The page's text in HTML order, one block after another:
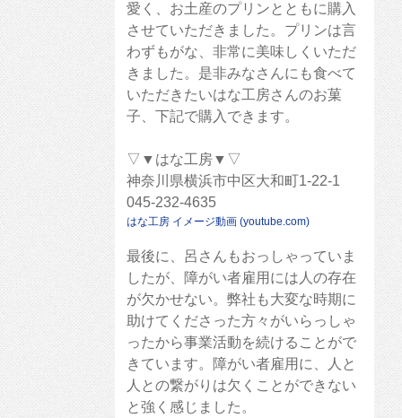
愛く、お土産のプリンとともに購入
させていただきました。プリンは言
わずもがな、非常に美味しくいただ
きました。是非みなさんにも食べて
いただきたいはな工房さんのお菓
子、下記で購入できます。
▽▼はな工房▼▽
神奈川県横浜市中区大和町1-22-1
045-232-4635
はな工房 イメージ動画 (youtube.com)
最後に、呂さんもおっしゃっていま
したが、障がい者雇用には人の存在
が欠かせない。弊社も大変な時期に
助けてくださった方々がいらっしゃ
ったから事業活動を続けることがで
きています。障がい者雇用に、人と
人との繋がりは欠くことができない
と強く感じました。